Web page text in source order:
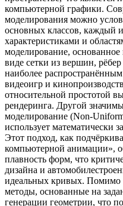
компьютерной графики.
моделирования можно
основных классов, каждый
характеристиками и
моделирование, основанное
виде сетки из вершин,
наиболее
видеоигр и
относительной простотой
рендеринга. Другой
моделирование (Non-
использует математически
Этот подход, как
компьютерной анимации»,
плавность форм, что
дизайна и
идеальных кривых. Помимо
методы, основанные на
генерации геометрии, что